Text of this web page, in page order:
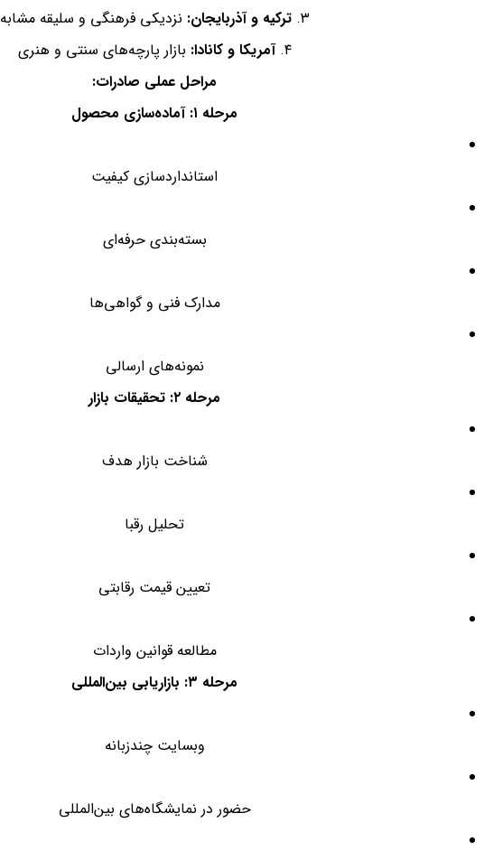
۳. ترکیه و آذربایجان: نزدیکی فرهنگی و سلیقه مشابه
۴. آمریکا و کانادا: بازار پارچه‌های سنتی و هنری
مراحل عملی صادرات:
مرحله ۱: آماده‌سازی محصول
استانداردسازی کیفیت
بسته‌بندی حرفه‌ای
مدارک فنی و گواهی‌ها
نمونه‌های ارسالی
مرحله ۲: تحقیقات بازار
شناخت بازار هدف
تحلیل رقبا
تعیین قیمت رقابتی
مطالعه قوانین واردات
مرحله ۳: بازاریابی بین‌المللی
وبسایت چندزبانه
حضور در نمایشگاه‌های بین‌المللی